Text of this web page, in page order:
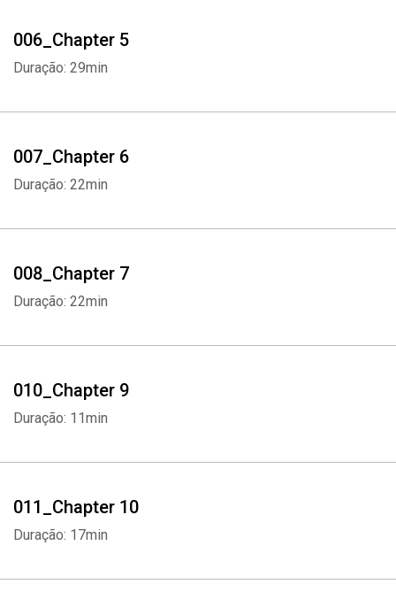
006_Chapter 5
Duração: 29min
007_Chapter 6
Duração: 22min
008_Chapter 7
Duração: 22min
010_Chapter 9
Duração: 11min
011_Chapter 10
Duração: 17min